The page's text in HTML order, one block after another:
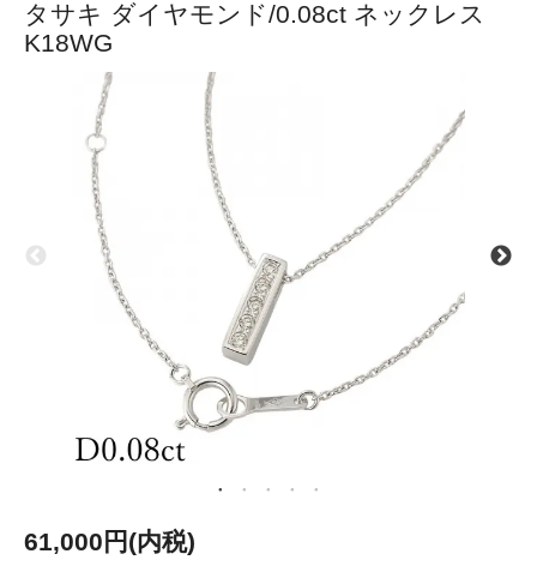
タサキ ダイヤモンド/0.08ct ネックレス
K18WG
61,000円(内税)